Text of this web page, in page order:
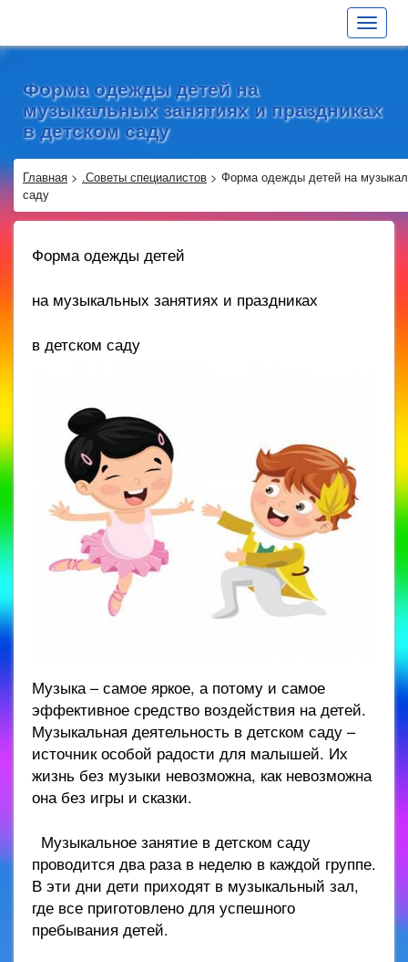
Toggle
Форма одежды детей на
музыкальных занятиях и праздниках
в детском саду
Главная > .Советы специалистов > Форма одежды детей на
саду
Форма одежды детей
на музыкальных занятиях и праздниках
в детском саду
Музыка – самое яркое, а потому и самое
эффективное средство воздействия на детей.
Музыкальная деятельность в детском саду –
источник особой радости для малышей. Их
жизнь без музыки невозможна, как невозможна
она без игры и сказки.
Музыкальное занятие в детском саду
проводится два раза в неделю в каждой группе.
В эти дни дети приходят в музыкальный зал,
где все приготовлено для успешного
пребывания детей.